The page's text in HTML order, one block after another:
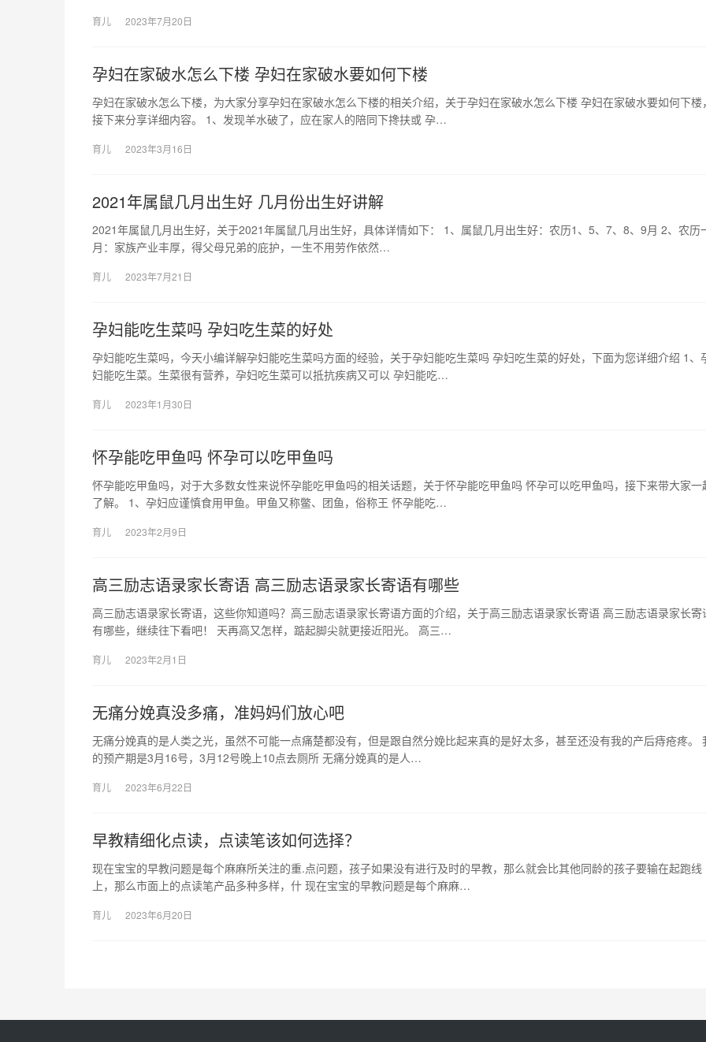
育儿 2023年7月20日
孕妇在家破水怎么下楼 孕妇在家破水要如何下楼
孕妇在家破水怎么下楼，为大家分享孕妇在家破水怎么下楼的相关介绍，关于孕妇在家破水怎么下楼 孕妇在家破水要如何下楼
接下来分享详细内容。 1、发现羊水破了，应在家人的陪同下搀扶或 孕…
育儿 2023年3月16日
2021年属鼠几月出生好 几月份出生好讲解
2021年属鼠几月出生好，关于2021年属鼠几月出生好，具体详情如下： 1、属鼠几月出生好：农历1、5、7、8、9月 2、农历
月：家族产业丰厚，得父母兄弟的庇护，一生不用劳作依然…
育儿 2023年7月21日
孕妇能吃生菜吗 孕妇吃生菜的好处
孕妇能吃生菜吗，今天小编详解孕妇能吃生菜吗方面的经验，关于孕妇能吃生菜吗 孕妇吃生菜的好处，下面为您详细介绍 1、
妇能吃生菜。生菜很有营养，孕妇吃生菜可以抵抗疾病又可以 孕妇能吃…
育儿 2023年1月30日
怀孕能吃甲鱼吗 怀孕可以吃甲鱼吗
怀孕能吃甲鱼吗，对于大多数女性来说怀孕能吃甲鱼吗的相关话题，关于怀孕能吃甲鱼吗 怀孕可以吃甲鱼吗，接下来带大家一
了解。 1、孕妇应谨慎食用甲鱼。甲鱼又称鳖、团鱼，俗称王 怀孕能吃…
育儿 2023年2月9日
高三励志语录家长寄语 高三励志语录家长寄语有哪些
高三励志语录家长寄语，这些你知道吗？高三励志语录家长寄语方面的介绍，关于高三励志语录家长寄语 高三励志语录家长寄
有哪些，继续往下看吧！ 天再高又怎样，踮起脚尖就更接近阳光。 高三…
育儿 2023年2月1日
无痛分娩真没多痛，准妈妈们放心吧
无痛分娩真的是人类之光，虽然不可能一点痛楚都没有，但是跟自然分娩比起来真的是好太多，甚至还没有我的产后痔疮疼。
的预产期是3月16号，3月12号晚上10点去厕所 无痛分娩真的是人…
育儿 2023年6月22日
早教精细化点读，点读笔该如何选择？
现在宝宝的早教问题是每个麻麻所关注的重.点问题，孩子如果没有进行及时的早教，那么就会比其他同龄的孩子要输在起跑线
上，那么市面上的点读笔产品多种多样，什 现在宝宝的早教问题是每个麻麻…
育儿 2023年6月20日